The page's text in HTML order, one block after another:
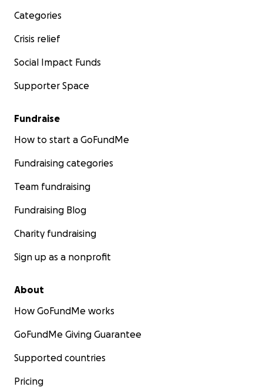
Categories
Crisis relief
Social Impact Funds
Supporter Space
Fundraise
How to start a GoFundMe
Fundraising categories
Team fundraising
Fundraising Blog
Charity fundraising
Sign up as a nonprofit
About
How GoFundMe works
GoFundMe Giving Guarantee
Supported countries
Pricing